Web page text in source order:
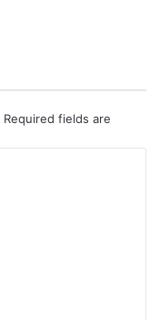
Required fields are